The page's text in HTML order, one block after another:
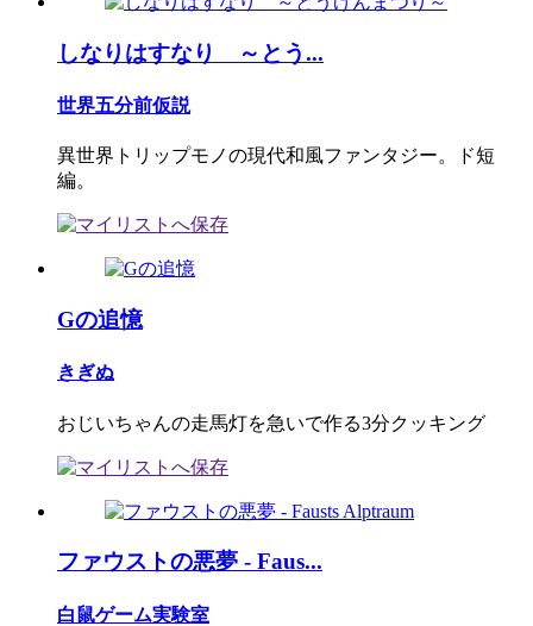
しなりはすなり ～とう...
世界五分前仮説
異世界トリップモノの現代和風ファンタジー。ド短
編。
Gの追憶
きぎぬ
おじいちゃんの走馬灯を急いで作る3分クッキング
ファウストの悪夢 - Faus...
白鼠ゲーム実験室